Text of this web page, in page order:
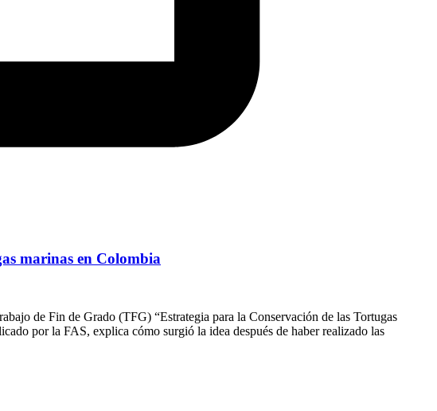
marinas en Colombia
de Fin de Grado (TFG) “Estrategia para la Conservación de las Tortugas
por la FAS, explica cómo surgió la idea después de haber realizado las